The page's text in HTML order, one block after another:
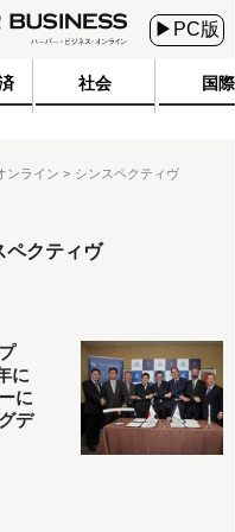
▶PC版
社会 国際
ンライン シンスペクティヴ
ペクティヴ
に
に
デ